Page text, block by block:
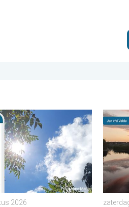
2 augustus 2026
Ondanks aangename lucht. .
2026
Stuur